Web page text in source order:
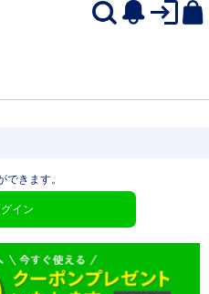
きます。
イン